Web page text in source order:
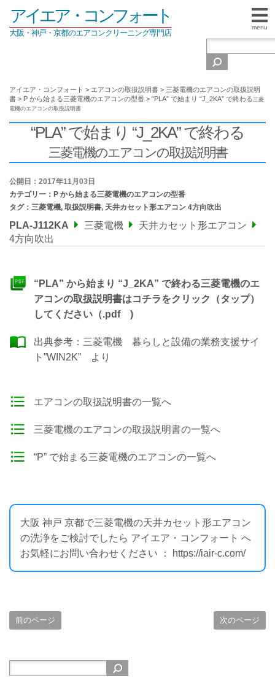
menu
アイエア・コンフォート
大阪・神戸・京都のエアコンクリーニング専門店
アイエア・コンフォート > エアコンの取扱説明書 > 三菱電機のエアコンの取扱説明
書 > P から始まる三菱電機のエアコンの型番 > “PLA” で始まり “J_2KA” で終わる三菱
電機のエアコンの取扱説明書
“PLA” で始まり “J_2KA” で終わる
三菱電機のエアコンの取扱説明書
公開日：2017年11月03日
カテゴリー： P から始まる三菱電機のエアコンの型番
タグ： 三菱電機, 取扱説明書, 天井カセット形エアコン 4方向吹出
PLA-J112KA 三菱電機
天井カセット形エアコン
4方向吹出
“PLA” から始まり “J_2KA” で終わる三菱電機のエ
アコンの取扱説明書はコチラをクリック（タップ）
してください（.pdf )
出典参考： 三菱電機 暮らしと設備の業務支援サイ
ト”WIN2K” より
エアコンの取扱説明書の一覧へ
三菱電機のエアコンの取扱説明書の一覧へ
“P” で始まる三菱電機のエアコンの一覧へ
大阪 神戸 京都で三菱電機の天井カセット形エアコン
の洗浄をご検討でしたら アイエア・コンフォート へ
お気軽にお問い合わせください ： https://iair-c.com/
前のページ 次のページ